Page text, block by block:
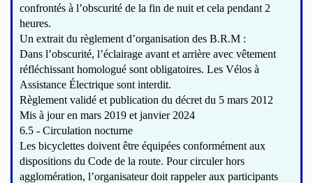
confrontés à l’obscurité de la fin de nuit et cela pendant 2
heures.
Un extrait du règlement d’organisation des B.R.M :
Dans l’obscurité, l’éclairage avant et arrière avec vêtement
réfléchissant homologué sont obligatoires. Les Vélos à
Assistance Électrique sont interdit.
Règlement validé et publication du décret du 5 mars 2012
Mis à jour en mars 2019 et janvier 2024
6.5 - Circulation nocturne
Les bicyclettes doivent être équipées conformément aux
dispositions du Code de la route. Pour circuler hors
agglomération, l’organisateur doit rappeler aux participants